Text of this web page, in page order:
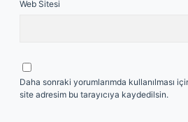
Web Sitesi
Daha sonraki yorumlarımda kullanılması
site adresim bu tarayıcıya kaydedilsin.